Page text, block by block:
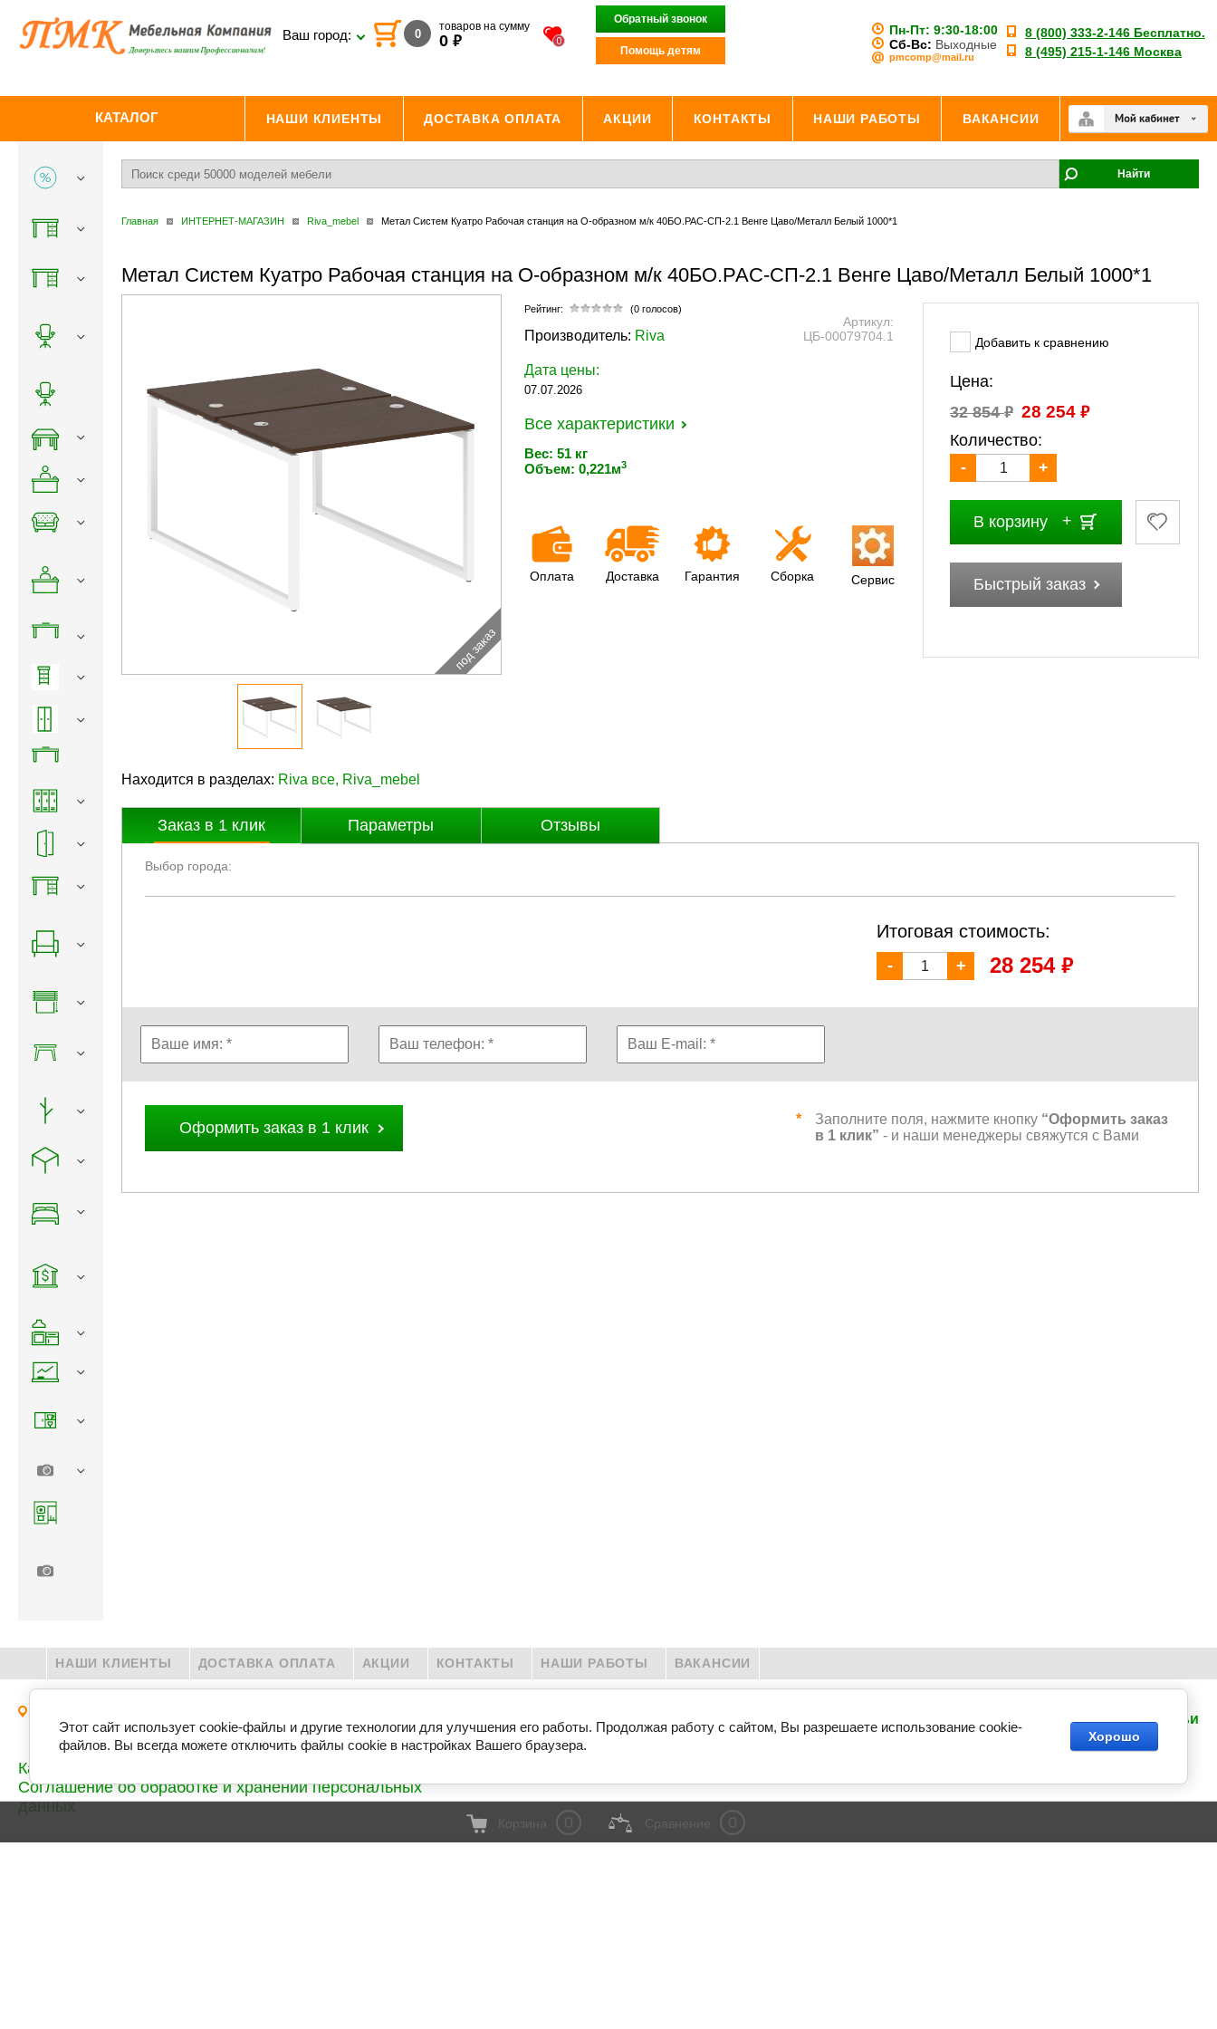
Ваш город: 0
товаров на сумму
0₽ 0
Обратный звонок
Помощь детям
Пн-Пт: 9:30-18:00
Сб-Вс: Выходные
pmcomp@mail.ru
8 (800) 333-2-146 Бесплатно.
8 (495) 215-1-146 Москва
КАТАЛОГ НАШИ КЛИЕНТЫ ДОСТАВКА ОПЛАТА АКЦИИ КОНТАКТЫ НАШИ РАБОТЫ ВАКАНСИИ
Найти
Главная ИНТЕРНЕТ-МАГАЗИН Riva_mebel Метал Систем Куатро Рабочая станция на О-образном м/к 40БО.РАС-СП-2.1 Венге Цаво/Металл Белый 1000*1
Метал Систем Куатро Рабочая станция на О-образном м/к 40БО.РАС-СП-2.1 Венге Цаво/Металл Белый 1000*1
под заказ
Артикул:
ЦБ-00079704.1
Рейтинг: (0 голосов)
Производитель: Riva
Дата цены:
07.07.2026
Все характеристики
Вес: 51 кг
Объем: 0,221м3
Оплата Доставка Гарантия Сборка Сервис
Добавить к сравнению
Цена:
32 854₽ 28 254 ₽
Количество:
-
+
В корзину
Быстрый заказ
Находится в разделах: Riva все, Riva_mebel
Заказ в 1 клик Параметры Отзывы
Выбор города:
Итоговая стоимость:
- + 28 254 ₽
Оформить заказ в 1 клик Заполните поля, нажмите кнопку “Оформить заказ
в 1 клик” - и наши менеджеры свяжутся с Вами
Корзина 0 Сравнение 0
НАШИ КЛИЕНТЫ ДОСТАВКА ОПЛАТА АКЦИИ КОНТАКТЫ НАШИ РАБОТЫ ВАКАНСИИ
Статьи
Горки Ленинские, ул. Западная, вл. 17
Карта сайта
Соглашение об обработке и хранении персональных
данных
8 (495) 215-1-146 Москва
18:00
Этот сайт использует cookie-файлы и другие технологии для улучшения его работы. Продолжая работу с сайтом, Вы разрешаете использование cookie-
файлов. Вы всегда можете отключить файлы cookie в настройках Вашего браузера.
Хорошо